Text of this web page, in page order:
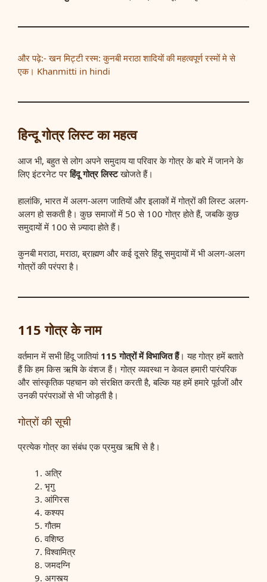
और पढ़े:- खन मिट्टी रस्म: कुनबी मराठा शादियों की महत्वपूर्ण रस्मों मे से
एक। Khanmitti in hindi
हिन्दू गोत्र लिस्ट का महत्व
आज भी, बहुत से लोग अपने समुदाय या परिवार के गोत्र के बारे में जानने के
लिए इंटरनेट परहिंदू गोत्र लिस्टखोजते हैं।
हालांकि, भारत में अलग-अलग जातियों और इलाकों में गोत्रों की लिस्ट अलग-
अलग हो सकती है। कुछ समाजों में 50 से 100 गोत्र होते हैं, जबकि कुछ
समुदायों में 100 से ज़्यादा होते हैं।
कुनबी मराठा, मराठा, ब्राह्मण और कई दूसरे हिंदू समुदायों में भी अलग-अलग
गोत्रों की परंपरा है।
115 गोत्र के नाम
वर्तमान में सभी हिंदू जातियां 115 गोत्रों में विभाजित हैं। यह गोत्र हमें बताते
हैं कि हम किस ऋषि के वंशज हैं। गोत्र व्यवस्था न केवल हमारी पारंपरिक
और सांस्कृतिक पहचान को संरक्षित करती है, बल्कि यह हमें हमारे पूर्वजों और
उनकी परंपराओं से भी जोड़ती है।
गोत्रों की सूची
प्रत्येक गोत्र का संबंध एक प्रमुख ऋषि से है।
अत्रि
भृगु
आंगिरस
कश्यप
गौतम
वशिष्ठ
विश्वामित्र
जमदग्नि
अगस्त्य